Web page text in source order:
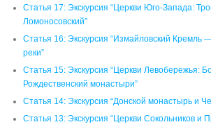
Статья 17: Экскурсия “Церкви Юго-Запада:
Ломоносовский”
Статья 16: Экскурсия “Измайловский Кремль
реки”
Статья 15: Экскурсия “Церкви Левобережья:
Рождественский монастыри”
Статья 14: Экскурсия “Донской монастырь и
Статья 13: Экскурсия “Церкви Сокольников и